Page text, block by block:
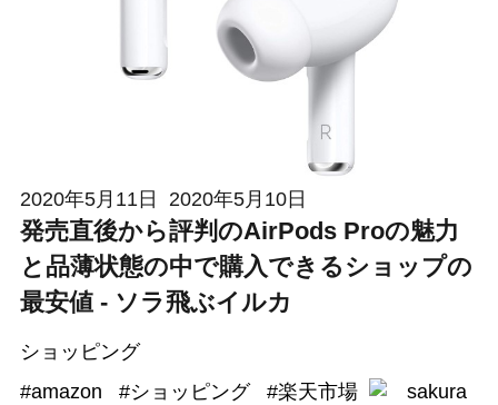
2020年5月11日 2020年5月10日
発売直後から評判のAirPods Proの魅力
と品薄状態の中で購入できるショップの
最安値 - ソラ飛ぶイルカ
ショッピング
#amazon #ショッピング #楽天市場 sakura